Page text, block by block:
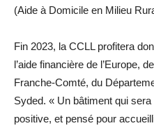
(Aide à Domicile en Milieu
Fin 2023, la CCLL profitera
l’aide financière de l’Europe,
Franche-Comté, du
Syded. « Un bâtiment qui
positive, et pensé pour